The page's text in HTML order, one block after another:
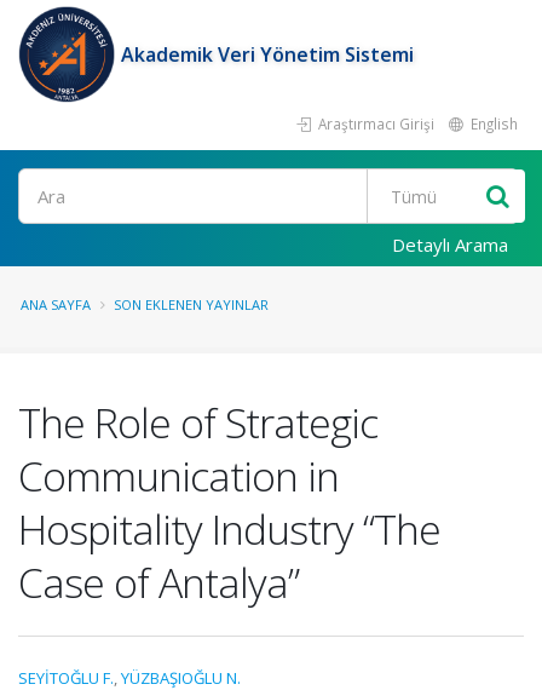
Akademik Veri Yönetim Sistemi
Araştırmacı Girişi English
Ara
Detaylı Arama
ANA SAYFA SON EKLENEN YAYINLAR
The Role of Strategic
Communication in
Hospitality Industry “The
Case of Antalya”
SEYİTOĞLU F.,YÜZBAŞIOĞLU N.